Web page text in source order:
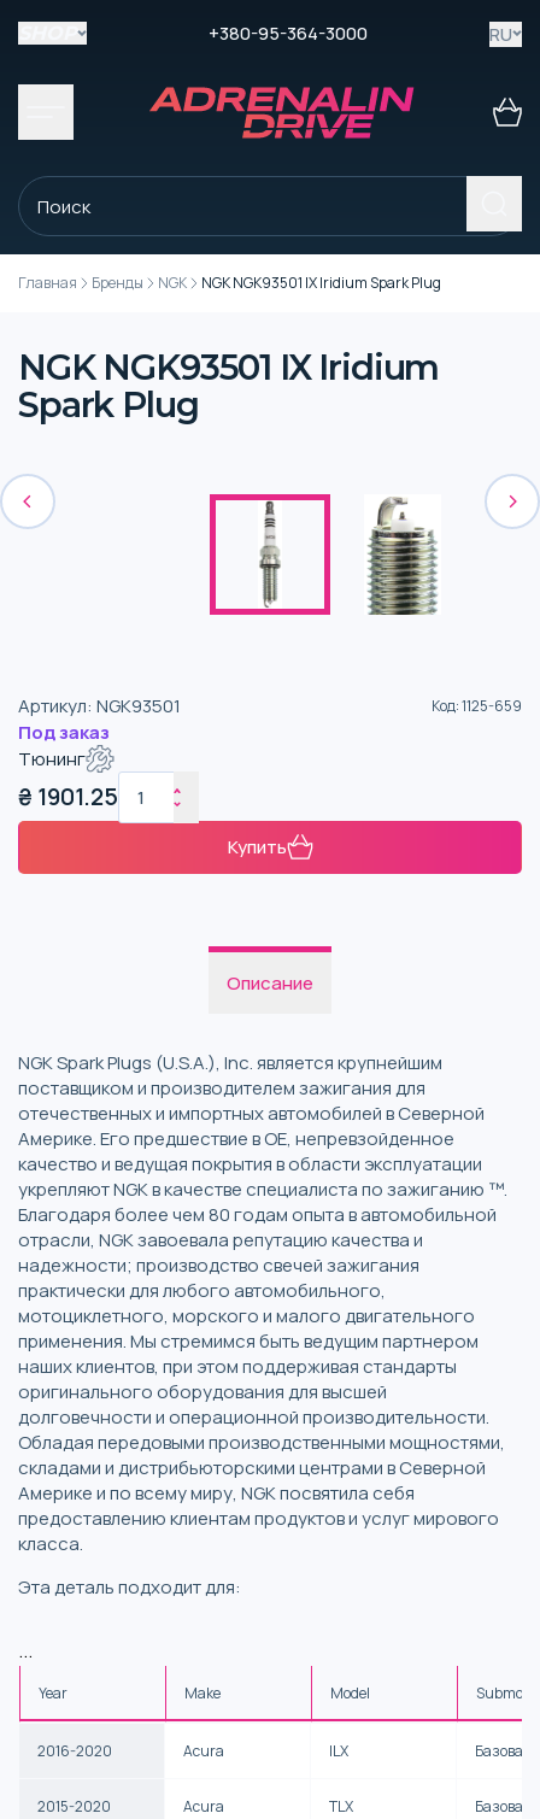
+380-95-364-3000 RU
Главная Бренды NGK NGK NGK93501 IX Iridium Spark Plug
NGK NGK93501 IX Iridium
Spark Plug
Артикул: NGK93501 Код:1125-659
Под заказ
Тюнинг
₴ 1901.25
Купить
Описание
NGK Spark Plugs (U.S.A.), Inc. является крупнейшим
поставщиком и производителем зажигания для
отечественных и импортных автомобилей в Северной
Америке. Его предшествие в OE, непревзойденное
качество и ведущая покрытия в области эксплуатации
укрепляют NGK в качестве специалиста по зажиганию ™.
Благодаря более чем 80 годам опыта в автомобильной
отрасли, NGK завоевала репутацию качества и
надежности; производство свечей зажигания
практически для любого автомобильного,
мотоциклетного, морского и малого двигательного
применения. Мы стремимся быть ведущим партнером
наших клиентов, при этом поддерживая стандарты
оригинального оборудования для высшей
долговечности и операционной производительности.
Обладая передовыми производственными мощностями,
складами и дистрибьюторскими центрами в Северной
Америке и по всему миру, NGK посвятила себя
предоставлению клиентам продуктов и услуг мирового
класса.
Эта деталь подходит для:
...
Year Make Model
2016-2020 Acura ILX Базовая
2015-2020 Acura TLX Базовая